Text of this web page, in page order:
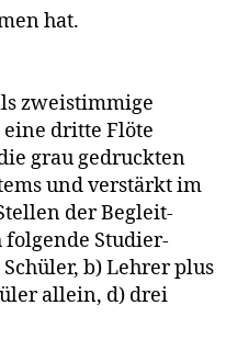
hat.
zweistimmige
eine dritte Flöte
grau gedruckten
und verstärkt im
der Begleit-
folgende Studier-
b) Lehrer plus
allein, d) drei